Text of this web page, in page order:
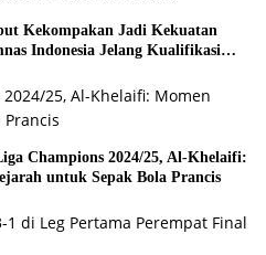
Kekompakan Jadi Kekuatan
Indonesia Jelang Kualifikasi
Champions 2024/25, Al-Khelaifi:
untuk Sepak Bola Prancis